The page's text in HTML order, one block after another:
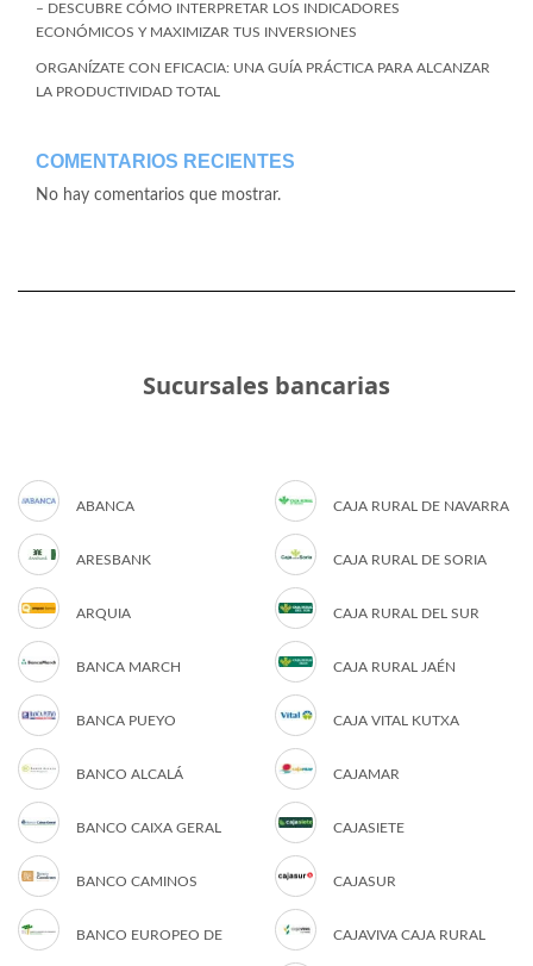
– DESCUBRE CÓMO INTERPRETAR LOS INDICADORES
ECONÓMICOS Y MAXIMIZAR TUS INVERSIONES
ORGANÍZATE CON EFICACIA: UNA GUÍA PRÁCTICA PARA ALCANZAR
LA PRODUCTIVIDAD TOTAL
COMENTARIOS RECIENTES
No hay comentarios que mostrar.
Sucursales bancarias
ABANCA
ARESBANK
ARQUIA
BANCA MARCH
BANCA PUEYO
BANCO ALCALÁ
BANCO CAIXA GERAL
BANCO CAMINOS
BANCO EUROPEO DE
CAJA RURAL DE NAVARRA
CAJA RURAL DE SORIA
CAJA RURAL DEL SUR
CAJA RURAL JAÉN
CAJA VITAL KUTXA
CAJAMAR
CAJASIETE
CAJASUR
CAJAVIVA CAJA RURAL